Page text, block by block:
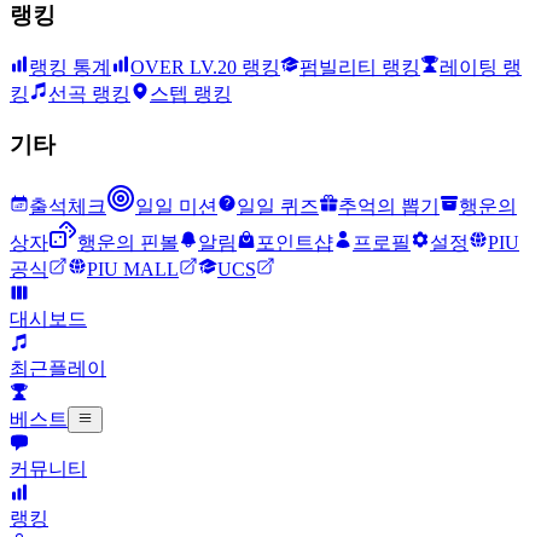
랭킹
랭킹 통계 OVER LV.20 랭킹 펌빌리티 랭킹
레이팅 랭
킹
선곡 랭킹 스텝 랭킹
기타
출석체크 일일 미션 일일 퀴즈 추억의 뽑기
행운의
상자
행운의 핀볼 알림 포인트샵 프로필 설정
PIU
공식
PIU MALL UCS
대시보드
최근플레이
베스트
커뮤니티
랭킹